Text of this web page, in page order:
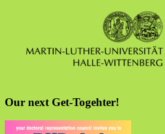
Our next Get-Togehter!